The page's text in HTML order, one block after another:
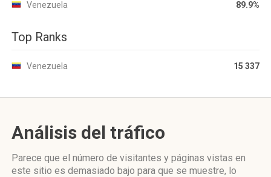
Venezuela 89.9%
Top Ranks
Venezuela 15 337
Análisis del tráfico
Parece que el número de visitantes y páginas vistas en
este sitio es demasiado bajo para que se muestre, lo